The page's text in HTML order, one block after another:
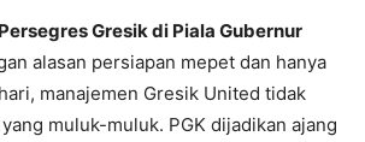
Gresik di Piala Gubernur
alasan persiapan mepet dan hanya
manajemen Gresik United tidak
muluk-muluk. PGK dijadikan ajang